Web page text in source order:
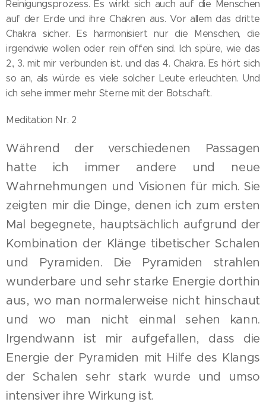
Reinigungsprozess. Es wirkt sich auch auf die Menschen
auf der Erde und ihre Chakren aus. Vor allem das dritte
Chakra sicher. Es harmonisiert nur die Menschen, die
irgendwie wollen oder rein offen sind. Ich spüre, wie das
2., 3. mit mir verbunden ist. und das 4. Chakra. Es hört sich
so an, als würde es viele solcher Leute erleuchten. Und
ich sehe immer mehr Sterne mit der Botschaft.
Meditation Nr. 2
Während der verschiedenen Passagen
hatte ich immer andere und neue
Wahrnehmungen und Visionen für mich. Sie
zeigten mir die Dinge, denen ich zum ersten
Mal begegnete, hauptsächlich aufgrund der
Kombination der Klänge tibetischer Schalen
und Pyramiden. Die Pyramiden strahlen
wunderbare und sehr starke Energie dorthin
aus, wo man normalerweise nicht hinschaut
und wo man nicht einmal sehen kann.
Irgendwann ist mir aufgefallen, dass die
Energie der Pyramiden mit Hilfe des Klangs
der Schalen sehr stark wurde und umso
intensiver ihre Wirkung ist.